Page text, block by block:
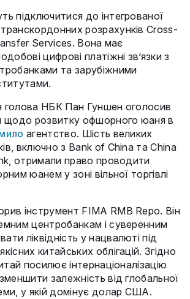
підключитися до інтегрованої
розрахунків Cross-
Services. Вона має
цифрові платіжні зв’язки з
та зарубіжними
голова НБК Пан Гуншен оголосив
щодо розвитку офшорного юаня в
агентство. Шість великих
включно з Bank of China та China
отримали право проводити
юанем у зоні вільної торгівлі
інструмент FIMA RMB Repo. Він
центробанкам і суверенним
ліквідність у нацвалюті під
китайських облігацій. Згідно
посилює інтернаціоналізацію
залежність від глобальної
у якій домінує долар США.